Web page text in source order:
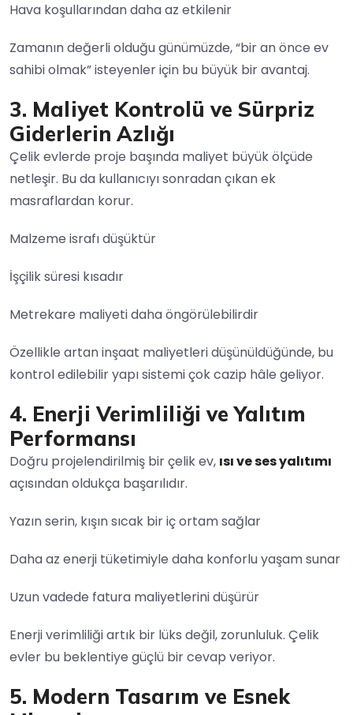
Hava koşullarından daha az etkilenir
Zamanın değerli olduğu günümüzde, “bir an önce ev
sahibi olmak” isteyenler için bu büyük bir avantaj.
3. Maliyet Kontrolü ve Sürpriz
Giderlerin Azlığı
Çelik evlerde proje başında maliyet büyük ölçüde
netleşir. Bu da kullanıcıyı sonradan çıkan ek
masraflardan korur.
Malzeme israfı düşüktür
İşçilik süresi kısadır
Metrekare maliyeti daha öngörülebilirdir
Özellikle artan inşaat maliyetleri düşünüldüğünde, bu
kontrol edilebilir yapı sistemi çok cazip hâle geliyor.
4. Enerji Verimliliği ve Yalıtım
Performansı
Doğru projelendirilmiş bir çelik ev, ısı ve ses yalıtımı
açısından oldukça başarılıdır.
Yazın serin, kışın sıcak bir iç ortam sağlar
Daha az enerji tüketimiyle daha konforlu yaşam sunar
Uzun vadede fatura maliyetlerini düşürür
Enerji verimliliği artık bir lüks değil, zorunluluk. Çelik
evler bu beklentiye güçlü bir cevap veriyor.
5. Modern Tasarım ve Esnek